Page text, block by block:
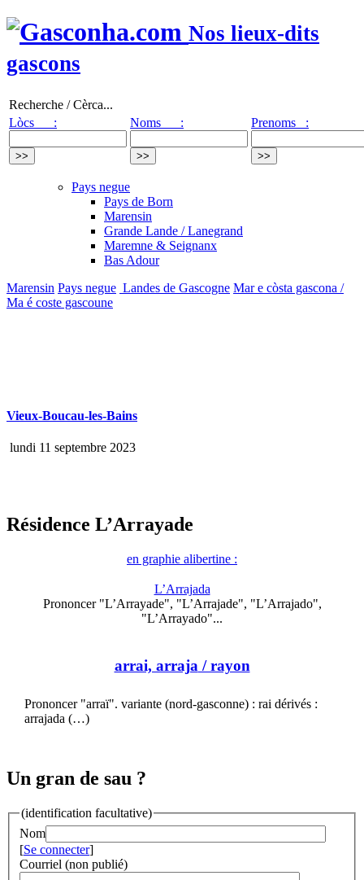
Nos lieux-dits
gascons
Recherche / Cèrca...
Lòcs :
Noms : Prenoms :
Pays negue
Pays de Born
Marensin
Grande Lande / Lanegrand
Maremne & Seignanx
Bas Adour
Marensin Pays negue Landes de Gascogne Mar e còsta gascona /
Ma é coste gascoune
Vieux-Boucau-les-Bains
lundi 11 septembre 2023
Résidence L’Arrayade
en graphie alibertine :
L’Arrajada
Prononcer "L’Arrayade", "L’Arrajade", "L’Arrajado",
"L’Arrayado"...
arrai, arraja / rayon
Prononcer "arraï". variante (nord-gasconne) : rai dérivés :
arrajada (…)
Un gran de sau ?
(identification facultative)
Nom
[Se connecter]
Courriel (non publié)